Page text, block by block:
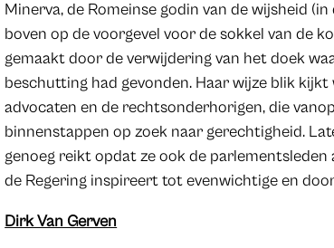
Minerva, de Romeinse godin van de wijsheid
boven op de voorgevel voor de sokkel van de
gemaakt door de verwijdering van het doek
beschutting had gevonden. Haar wijze blik
advocaten en de rechtsonderhorigen, die
binnenstappen op zoek naar gerechtigheid.
genoeg reikt opdat ze ook de
de Regering inspireert tot evenwichtige en
Dirk Van Gerven